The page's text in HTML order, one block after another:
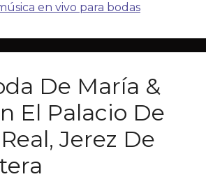
en vivo para bodas
De María &
El Palacio De
Jerez De